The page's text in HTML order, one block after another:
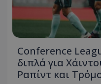
Conference
διπλά για
Ραπίντ και